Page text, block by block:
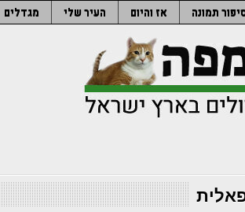
תמונה אז והיום העיר שלי מגדלים